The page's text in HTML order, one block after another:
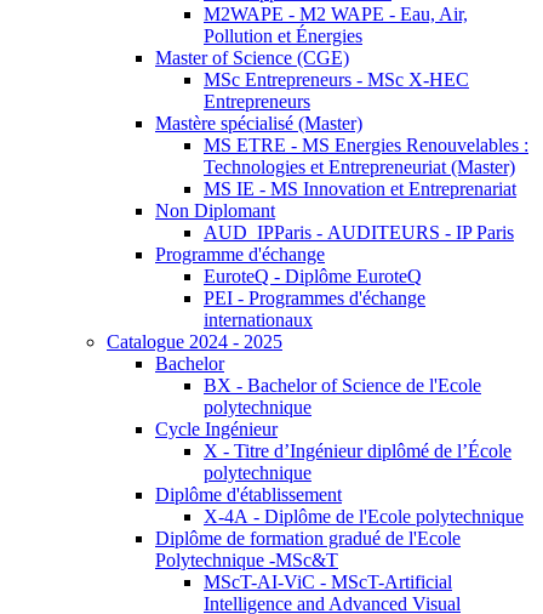
M2WAPE - M2 WAPE - Eau, Air,
Pollution et Énergies
Master of Science (CGE)
MSc Entrepreneurs - MSc X-HEC
Entrepreneurs
Mastère spécialisé (Master)
MS ETRE - MS Energies Renouvelables :
Technologies et Entrepreneuriat (Master)
MS IE - MS Innovation et Entreprenariat
Non Diplomant
AUD_IPParis - AUDITEURS - IP Paris
Programme d'échange
EuroteQ - Diplôme EuroteQ
PEI - Programmes d'échange
internationaux
Catalogue 2024 - 2025
Bachelor
BX - Bachelor of Science de l'Ecole
polytechnique
Cycle Ingénieur
X - Titre d’Ingénieur diplômé de l’École
polytechnique
Diplôme d'établissement
X-4A - Diplôme de l'Ecole polytechnique
Diplôme de formation gradué de l'Ecole
Polytechnique -MSc&T
MScT-AI-ViC - MScT-Artificial
Intelligence and Advanced Visual